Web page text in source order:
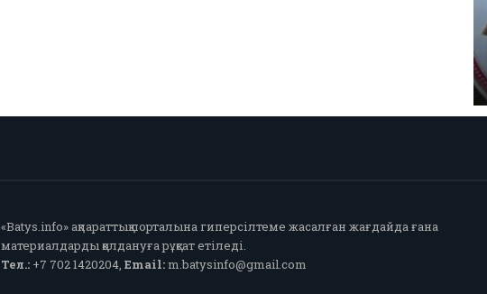
«Batys.info» ақпараттық порталына гиперсілтеме жасалған жағдайда ғана
материалдарды қолдануға рұқсат етіледі.
Тел.:+7 702 1420204, Email:m.batysinfo@gmail.com